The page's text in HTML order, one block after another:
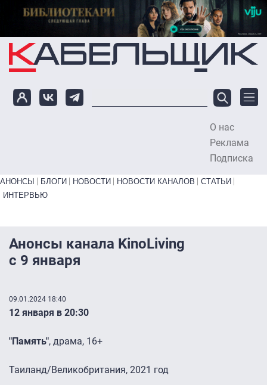
Перейти к основному содержанию
О нас
Реклама
Подписка
Primary links bottom
АНОНСЫ БЛОГИ НОВОСТИ НОВОСТИ КАНАЛОВ
СТАТЬИ
ИНТЕРВЬЮ
Анонсы канала KinoLiving
с 9 января
09.01.2024 18:40
12 января в 20:30
"Память", драма, 16+
Таиланд/Великобритания, 2021 год